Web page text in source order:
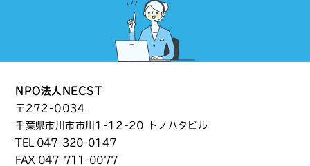
NPO法人NECST
〒272-0034
千葉県市川市市川1-12-20 トノハタビル
TEL 047-320-0147
FAX 047-711-0077